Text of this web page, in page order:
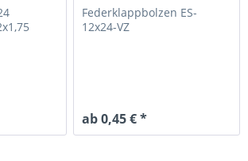
Federklappbolzen ES-
12x24-VZ
ab 0,45 € *